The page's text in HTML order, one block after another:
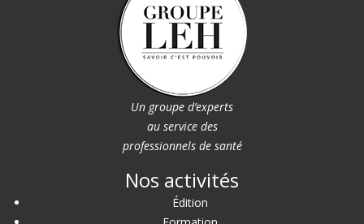
Un groupe d’experts
au service des
professionnels de santé
Nos activités
Édition